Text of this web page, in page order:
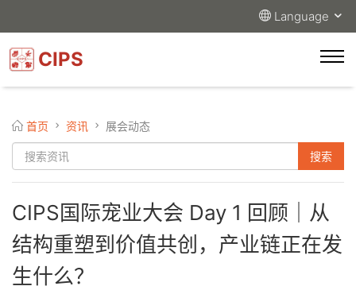
Language
CIPS
首页 资讯 展会动态
CIPS国际宠业大会 Day 1 回顾｜从
结构重塑到价值共创，产业链正在发
生什么？